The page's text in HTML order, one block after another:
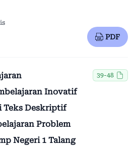
PDF
Inovatif
Teks Deskriptif
Problem
Negeri 1 Talang
39-48